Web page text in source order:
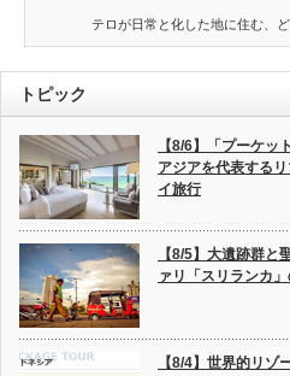
テロが日常と化した地に住む、
トピック
【8/6】「プーケッ
アジアを代表する
イ旅行
【8/5】大遺跡群と
ァリ「スリランカ
【8/4】世界的リゾ